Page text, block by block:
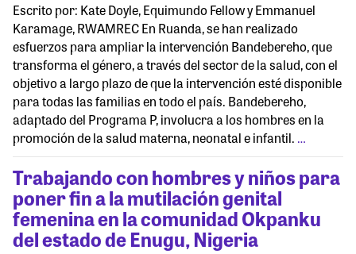
Escrito por: Kate Doyle, Equimundo Fellow y Emmanuel
Karamage, RWAMREC En Ruanda, se han realizado
esfuerzos para ampliar la intervención Bandebereho, que
transforma el género, a través del sector de la salud, con el
objetivo a largo plazo de que la intervención esté disponible
para todas las familias en todo el país. Bandebereho,
adaptado del Programa P, involucra a los hombres en la
promoción de la salud materna, neonatal e infantil. …
Trabajando con hombres y niños para
poner fin a la mutilación genital
femenina en la comunidad Okpanku
del estado de Enugu, Nigeria